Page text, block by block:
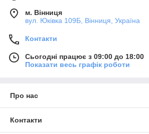
м. Вінниця
вул. Юківка 109Б, Вінниця, Україна
Контакти
Сьогодні працює з 09:00 до 18:00
Показати весь графік роботи
Про нас
Контакти